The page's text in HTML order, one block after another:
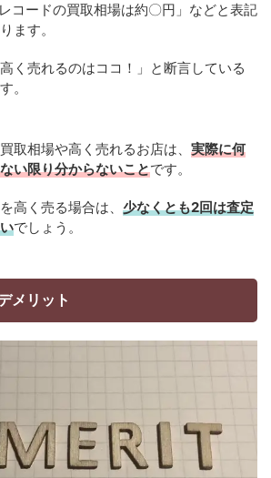
ードの買取相場は約〇円」などと表記
ます。
く売れるのはココ！」と断言している
。
取相場や高く売れるお店は、 実際に何
い限り分からないことです。
高く売る場合は、 少なくとも2回は査定
でしょう。
メリット